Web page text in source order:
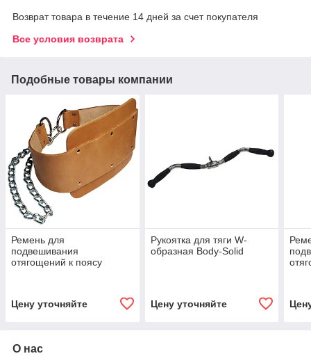
Возврат товара в течение 14 дней за счет покупателя
Все условия возврата
Подобные товары компании
Ремень для
подвешивания
отягощений к поясу
Цену уточняйте
Рукоятка для тяги W-
образная Body-Solid
Цену уточняйте
О нас